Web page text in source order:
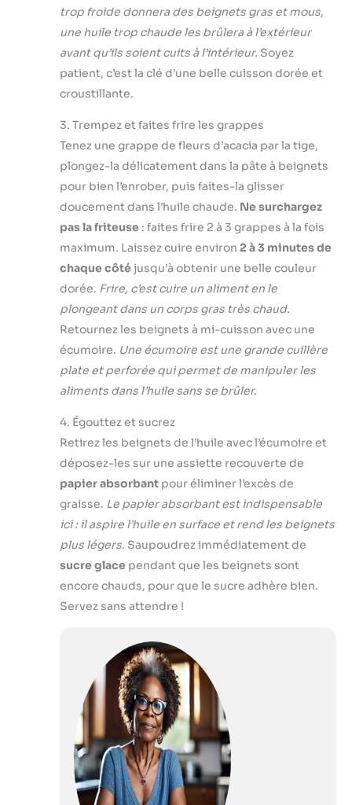
trop froide donnera des beignets gras et mous,
une huile trop chaude les brûlera à l’extérieur
avant qu’ils soient cuits à l’intérieur. Soyez
patient, c’est la clé d’une belle cuisson dorée et
croustillante.
3. Trempez et faites frire les grappes
Tenez une grappe de fleurs d’acacia par la tige,
plongez-la délicatement dans la pâte à beignets
pour bien l’enrober, puis faites-la glisser
doucement dans l’huile chaude. Ne surchargez
pas la friteuse : faites frire 2 à 3 grappes à la fois
maximum. Laissez cuire environ 2 à 3 minutes de
chaque côté jusqu’à obtenir une belle couleur
dorée. Frire, c’est cuire un aliment en le
plongeant dans un corps gras très chaud.
Retournez les beignets à mi-cuisson avec une
écumoire. Une écumoire est une grande cuillère
plate et perforée qui permet de manipuler les
aliments dans l’huile sans se brûler.
4. Égouttez et sucrez
Retirez les beignets de l’huile avec l’écumoire et
déposez-les sur une assiette recouverte de
papier absorbant pour éliminer l’excès de
graisse. Le papier absorbant est indispensable
ici : il aspire l’huile en surface et rend les beignets
plus légers. Saupoudrez immédiatement de
sucre glace pendant que les beignets sont
encore chauds, pour que le sucre adhère bien.
Servez sans attendre !